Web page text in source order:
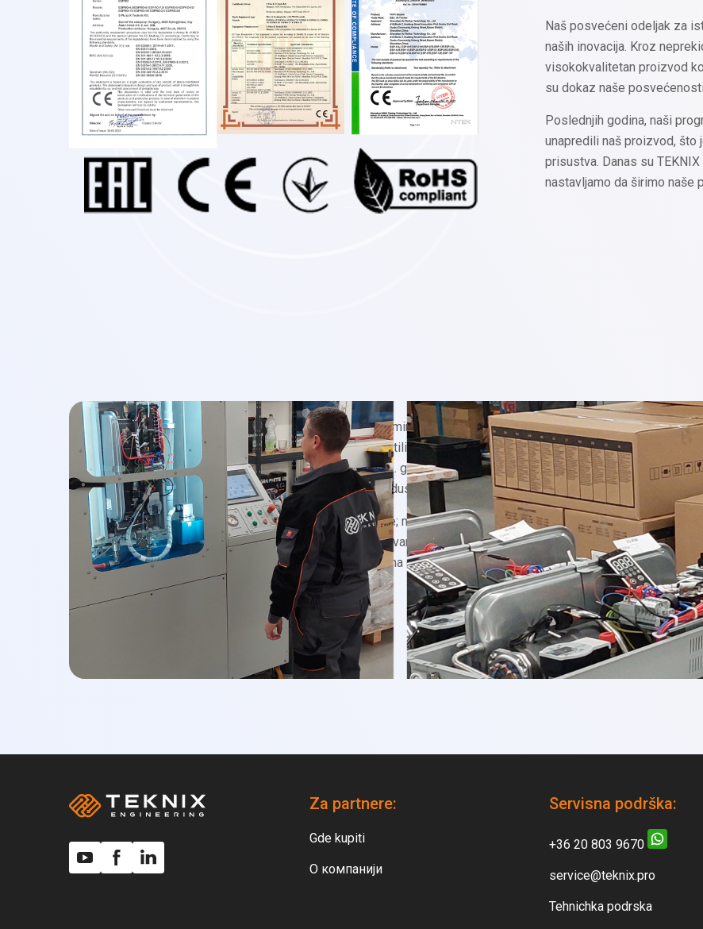
Naš posvećeni odeljak za
naših inovacija. Kroz
visokokvalitetan proizvod
su dokaz naše
Poslednjih godina, naši
unapredili naš proizvod, što
prisustva. Danas su
nastavljamo da širimo naše
Ključni trenutak u našem razvoju bilo je partnerstvo sa renomiranim dizajnerskim
studijom, kako bismo našim klijentima ponudili moderne i stilizovane dizajne. Ova
saradnja je dovela do stvaranja modela ESPRO, koji je 2023. godine dobio
prestižnu nagradu Red Dot za najbolji dizajn proizvoda u industriji.
U TEKNIX-u, ne stvaramo samo pametne električne kotlove; mi oblikujemo
budućnost grejnih rešenja koristeći vrhunsku tehnologiju, izvanredan dizajn i
nepokolebljivu posvećenost održivosti. Pridružite nam se na ovom putu ka
pametnijoj, zelenijoj i stilizovanijoj budućnosti.
Za partnere:
Gde kupiti
О компанији
Servisna podrška:
+36 20 803 9670
service@teknix.pro
Tehnichka podrska